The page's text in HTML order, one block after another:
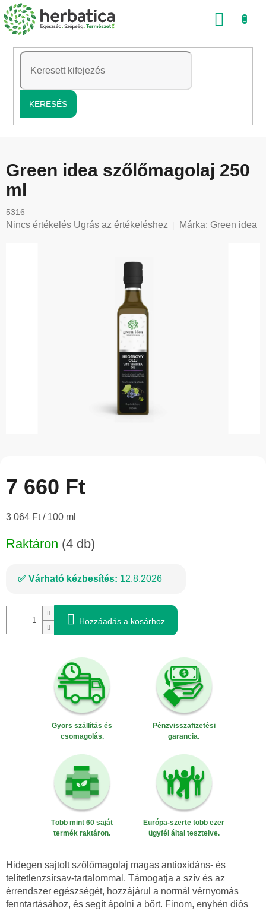
Ugrás
a
tartalomhoz
KERESÉS
Green idea szőlőmagolaj 250
ml
5316
A
Nincs értékelés Ugrás az értékeléshez Márka: Green idea
7 660 Ft
Egységár:
3 064 Ft / 100 ml
Raktáron (4 db)
Várható kézbesítés: 12.8.2026
Hozzáadás a kosárhoz
Gyors szállítás és
csomagolás.
Pénzvisszafizetési
garancia.
Több mint 60 saját
termék raktáron.
Európa-szerte több ezer
ügyfél által tesztelve.
Hidegen sajtolt szőlőmagolaj magas antioxidáns- és
telítetlenzsírsav-tartalommal. Támogatja a szív és az
érrendszer egészségét, hozzájárul a normál vérnyomás
fenntartásához, és segít ápolni a bőrt. Finom, enyhén diós